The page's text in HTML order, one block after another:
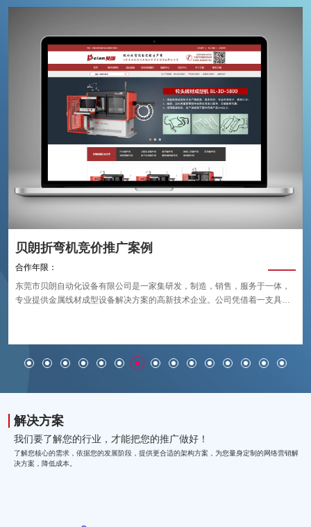
贝朗折弯机竞价推广案例
合作年限：
东莞市贝朗自动化设备有限公司是一家集研发，制造，销售，服务于一体，
专业提供金属线材成型设备解决方案的高新技术企业。公司凭借着一支具有
国家和台湾等地区的先进技术经验，经过长时间的生产实践和数名资深高级
工程师设计并监制，不断改进产品质量，提升产品稳定性和可靠性，在行业
解决方案
我们要了解您的行业，才能把您的推广做好！
了解您核心的需求，依据您的发展阶段，提供更合适的架构方案，为您量身定制的网络营销解
决方案，降低成本。